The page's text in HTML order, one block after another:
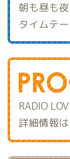
朝も昼も
タイムテ
RADIO
詳細情報